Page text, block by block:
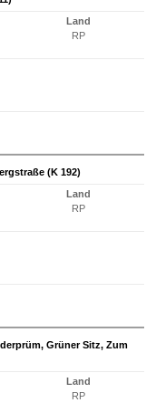
Land
RP
(K 192)
Land
RP
Grüner Sitz, Zum
Land
RP